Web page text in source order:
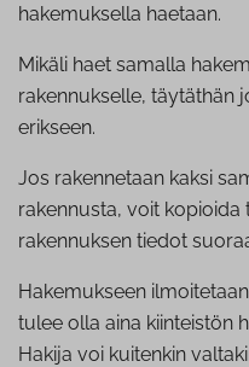
hakemuksella haetaan.
Mikäli haet samalla
rakennukselle, täytäthän
erikseen.
Jos rakennetaan kaksi
rakennusta, voit
rakennuksen tiedot
Hakemukseen
tulee olla aina kiinteistön
Hakija voi kuitenkin